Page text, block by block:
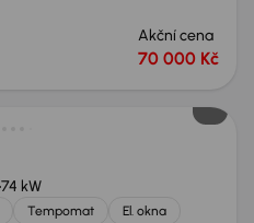
Akční cena
70 000 Kč
74 kW
Tempomat El. okna